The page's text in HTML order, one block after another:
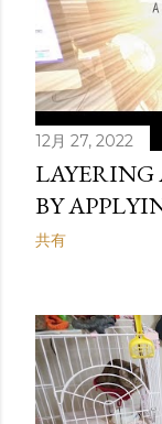
12月 27, 2022
BY
共有